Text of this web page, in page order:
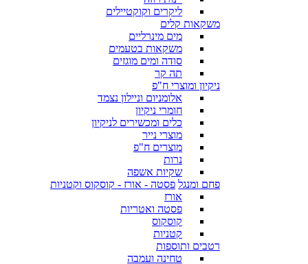
ליקרים וקוקטיילים
משקאות קלים
מים מינרליים
משקאות בטעמים
סודה ומים מוגזים
תה קר
ניקיון ומוצרי ח"פ
אלומניום וניילון נצמד
חומרי ניקיון
כלים ומכשירים לניקיון
מוצרי נייר
מוצרים ח"פ
נרות
שקיות אשפה
פחם ומנגל פסטה - אורז - קוסקוס וקטניות
אורז
פסטה ואטריות
קוסקוס
קטניות
רטבים ותוספות
טחינה ועמבה